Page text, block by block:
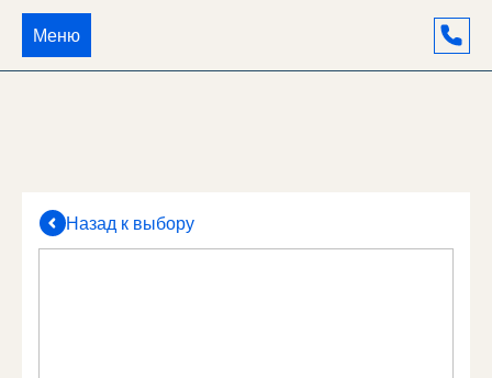
Меню
Назад к выбору